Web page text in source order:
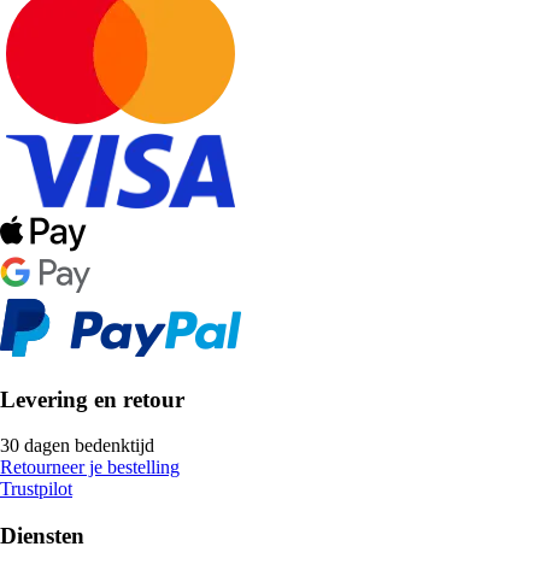
Levering en retour
30 dagen bedenktijd
Retourneer je bestelling
Trustpilot
Diensten